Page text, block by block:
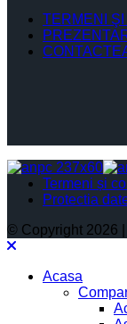
TERMENI ŞI
Termeni și
Protectia
© Copyright 2026
Acasa